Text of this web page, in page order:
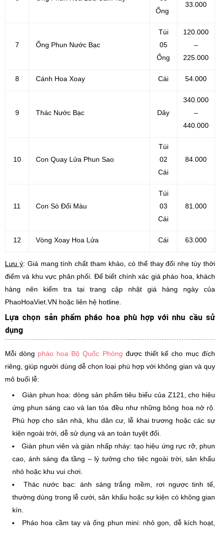
Ống
33.000
7 Ống Phun Nước Bạc
Túi
05
Ống
120.000
–
225.000
8 Cánh Hoa Xoay Cái 54.000
9 Thác Nước Bạc Dây
340.000
–
440.000
10 Con Quay Lửa Phun Sao
Túi
02
Cái
84.000
11 Con Sò Đổi Màu
Túi
03
Cái
81.000
12 Vòng Xoay Hoa Lửa Cái 63.000
Lưu ý: Giá mang tính chất tham khảo, có thể thay đổi nhẹ tùy thời
điểm và khu vực phân phối. Để biết chính xác giá pháo hoa, khách
hàng nên kiểm tra tại trang cập nhật giá hàng ngày của
PhaoHoaViet.VN hoặc liên hệ hotline.
Lựa chọn sản phẩm pháo hoa phù hợp với nhu cầu sử
dụng
Mỗi dòng pháo hoa Bộ Quốc Phòng được thiết kế cho mục đích
riêng, giúp người dùng dễ chọn loại phù hợp với không gian và quy
mô buổi lễ:
Giàn phun hoa: dòng sản phẩm tiêu biểu của Z121, cho hiệu
ứng phun sáng cao và lan tỏa đều như những bông hoa nở rộ.
Phù hợp cho sân nhà, khu dân cư, lễ khai trương hoặc các sự
kiện ngoài trời, dễ sử dụng và an toàn tuyệt đối.
Giàn phun viên và giàn nhấp nháy: tạo hiệu ứng rực rỡ, phun
cao, ánh sáng đa tầng – lý tưởng cho tiệc ngoài trời, sân khấu
nhỏ hoặc khu vui chơi.
Thác nước bạc: ánh sáng trắng mềm, rơi ngược tinh tế,
thường dùng trong lễ cưới, sân khấu hoặc sự kiện có không gian
kín.
Pháo hoa cầm tay và ống phun mini: nhỏ gọn, dễ kích hoạt,